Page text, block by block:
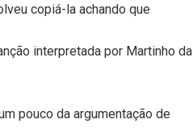
copiá-la achando que
interpretada por Martinho da
pouco da argumentação de